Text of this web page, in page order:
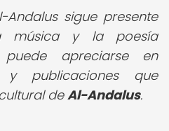
sigue presente
música y la poesía
apreciarse en
y publicaciones que
deAl-Andalus.